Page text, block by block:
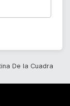
De la Cuadra